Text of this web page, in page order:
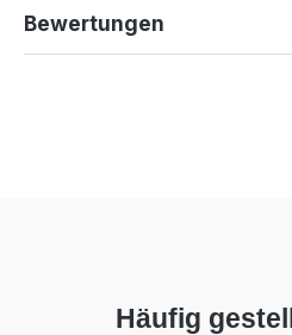
Bewertungen
Häufig